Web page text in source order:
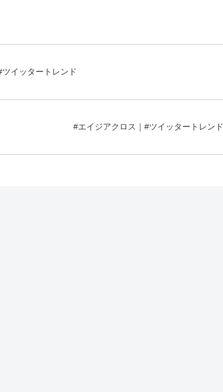
イッタートレンド
#エイジアクロス｜#ツイッタートレンド